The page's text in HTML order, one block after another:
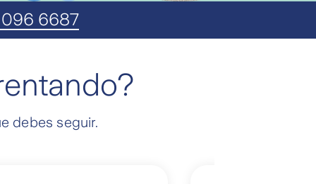
6687
debes seguir.